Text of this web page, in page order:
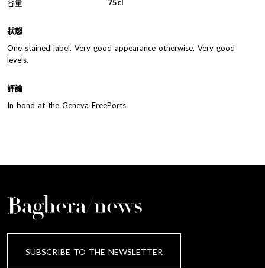
容量
75cl
狀態
One stained label. Very good appearance otherwise. Very good
levels.
評論
In bond at the Geneva FreePorts
Baghera/news
SUBSCRIBE TO THE NEWSLETTER